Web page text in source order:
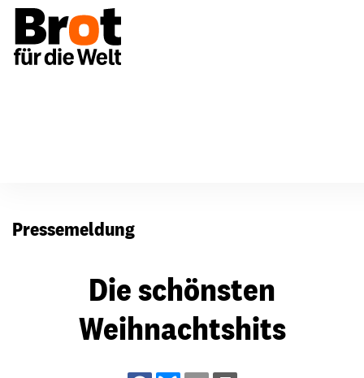
Pressemeldung
Die schönsten
Weihnachtshits